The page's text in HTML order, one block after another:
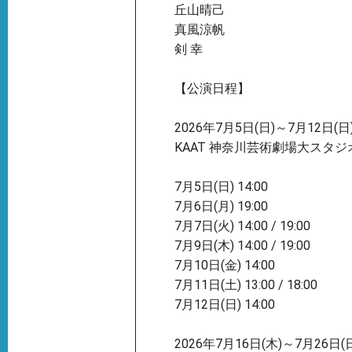
丘山晴己
真風涼帆
剣 幸
【公演日程】
2026年7月5日(日)～7月12日(
KAAT 神奈川芸術劇場大スタジ
7月5日(日) 14:00
7月6日(月) 19:00
7月7日(火) 14:00 / 19:00
7月9日(木) 14:00 / 19:00
7月10日(金) 14:00
7月11日(土) 13:00 / 18:00
7月12日(日) 14:00
2026年7月16日(木)～7月26日(